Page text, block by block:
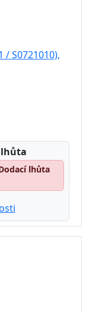
/ S0721010),
lhůta
lhůta